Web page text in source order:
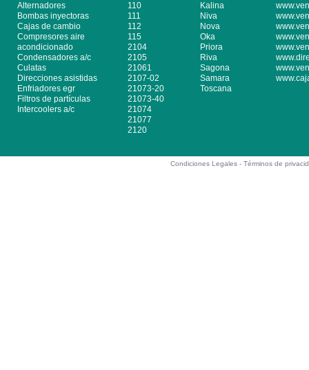
Alternadores
Bombas inyectoras
Cajas de cambio
Compresores aire
acondicionado
Condensadores a/c
Culatas
Direcciones asistidas
Enfriadores egr
Filtros de partículas
Intercoolers a/c
110
111
112
115
2104
2105
21061
2107-02
21073-20
21073-40
21074
21077
2120
Kalina
Niva
Nova
Oka
Priora
Riva
Sagona
Samara
Toscana
Condiciones Legales -Términos de